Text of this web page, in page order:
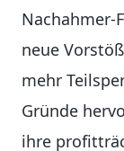
Nachahmer-
neue
mehr
Gründe
ihre